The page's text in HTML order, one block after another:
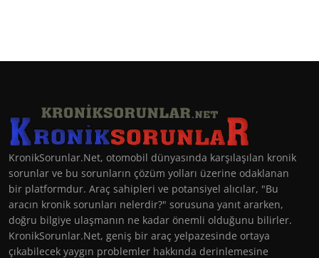
KronikSorunlar.Net, otomobil dünyasında karşılaşılan kronik
sorunlar ve bu sorunların çözüm yolları üzerine odaklanan
bir platformdur. Araç sahipleri ve potansiyel alıcılar, "Bu
aracın kronik sorunları nelerdir?" sorusuna yanıt ararken,
doğru bilgiye ulaşmanın ne kadar önemli olduğunu bilirler.
KronikSorunlar.Net, geniş bir araç yelpazesinde ortaya
çıkabilecek yaygın problemler hakkında derinlemesine